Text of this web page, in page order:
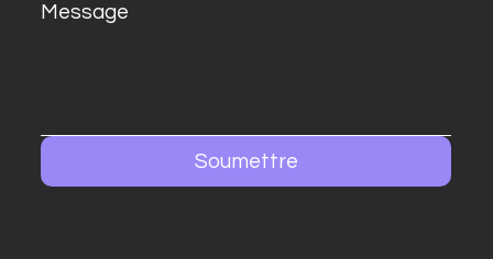
Message
Soumettre